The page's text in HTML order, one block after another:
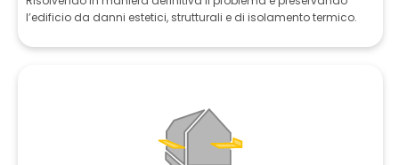
l’edificio da danni estetici, strutturali e di isolamento termico.